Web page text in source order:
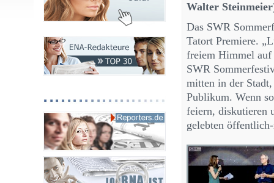
Walter
Das SWR
Tatort Premiere.
freiem Himmel auf
SWR
mitten in der
Publikum. Wenn
feiern, diskutieren
gelebten